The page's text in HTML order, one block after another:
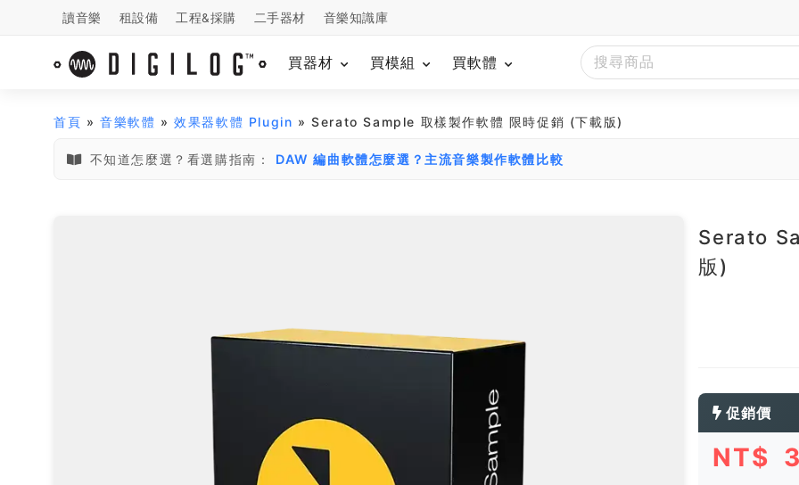
讀音樂 租設備 工程&採購 二手器材 音樂知識庫
買器材 買模組 買軟體
首頁 »音樂軟體 »效果器軟體 Plugin » Serato Sample 取樣製作軟體 限時促銷 (下載版)
不知道怎麼選？看選購指南： DAW 編曲軟體怎麼選？主流音樂製作軟體比較
Serato
版)
促銷價
NT$